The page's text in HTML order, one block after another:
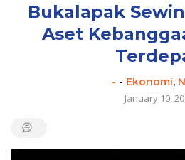
Bukalapak
Aset
- - Ekonomi,
January 10,